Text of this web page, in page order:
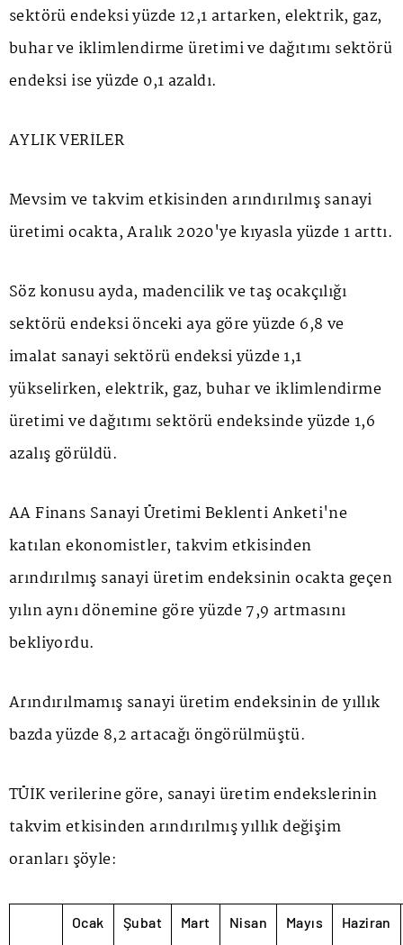
sektörü endeksi yüzde 12,1 artarken, elektrik, gaz,
buhar ve iklimlendirme üretimi ve dağıtımı sektörü
endeksi ise yüzde 0,1 azaldı.
AYLIK VERİLER
Mevsim ve takvim etkisinden arındırılmış sanayi
üretimi ocakta, Aralık 2020'ye kıyasla yüzde 1 arttı.
Söz konusu ayda, madencilik ve taş ocakçılığı
sektörü endeksi önceki aya göre yüzde 6,8 ve
imalat sanayi sektörü endeksi yüzde 1,1
yükselirken, elektrik, gaz, buhar ve iklimlendirme
üretimi ve dağıtımı sektörü endeksinde yüzde 1,6
azalış görüldü.
AA Finans Sanayi Üretimi Beklenti Anketi'ne
katılan ekonomistler, takvim etkisinden
arındırılmış sanayi üretim endeksinin ocakta geçen
yılın aynı dönemine göre yüzde 7,9 artmasını
bekliyordu.
Arındırılmamış sanayi üretim endeksinin de yıllık
bazda yüzde 8,2 artacağı öngörülmüştü.
TÜİK verilerine göre, sanayi üretim endekslerinin
takvim etkisinden arındırılmış yıllık değişim
oranları şöyle:
Ocak Şubat Mart Nisan Mayıs Haziran